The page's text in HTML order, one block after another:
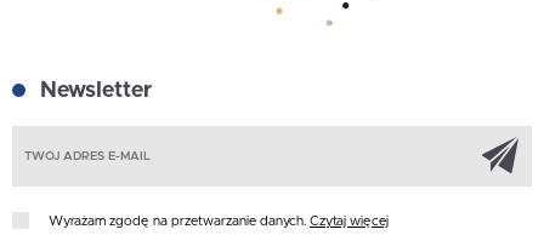
Newsletter
Wyrażam zgodę na przetwarzanie danych. Czytaj więcej